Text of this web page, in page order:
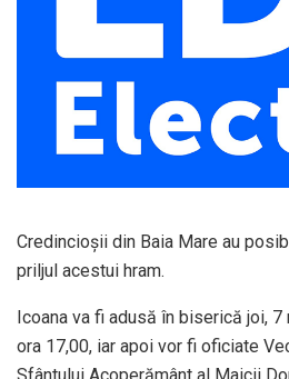
Credincioşii din Baia Mare au
priljul acestui hram.
Icoana va fi adusă în biserică joi,
ora 17,00, iar apoi vor fi oficiate